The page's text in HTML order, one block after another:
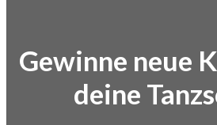
Gewinne neue
deine